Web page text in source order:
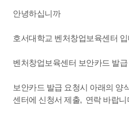
안녕하십니까
호서대학교 벤처창업보육센터
벤처창업보육센터 보안카드 발
보안카드 발급 요청시 아래의 양
센터에 신청서 제출, 연락 바랍니